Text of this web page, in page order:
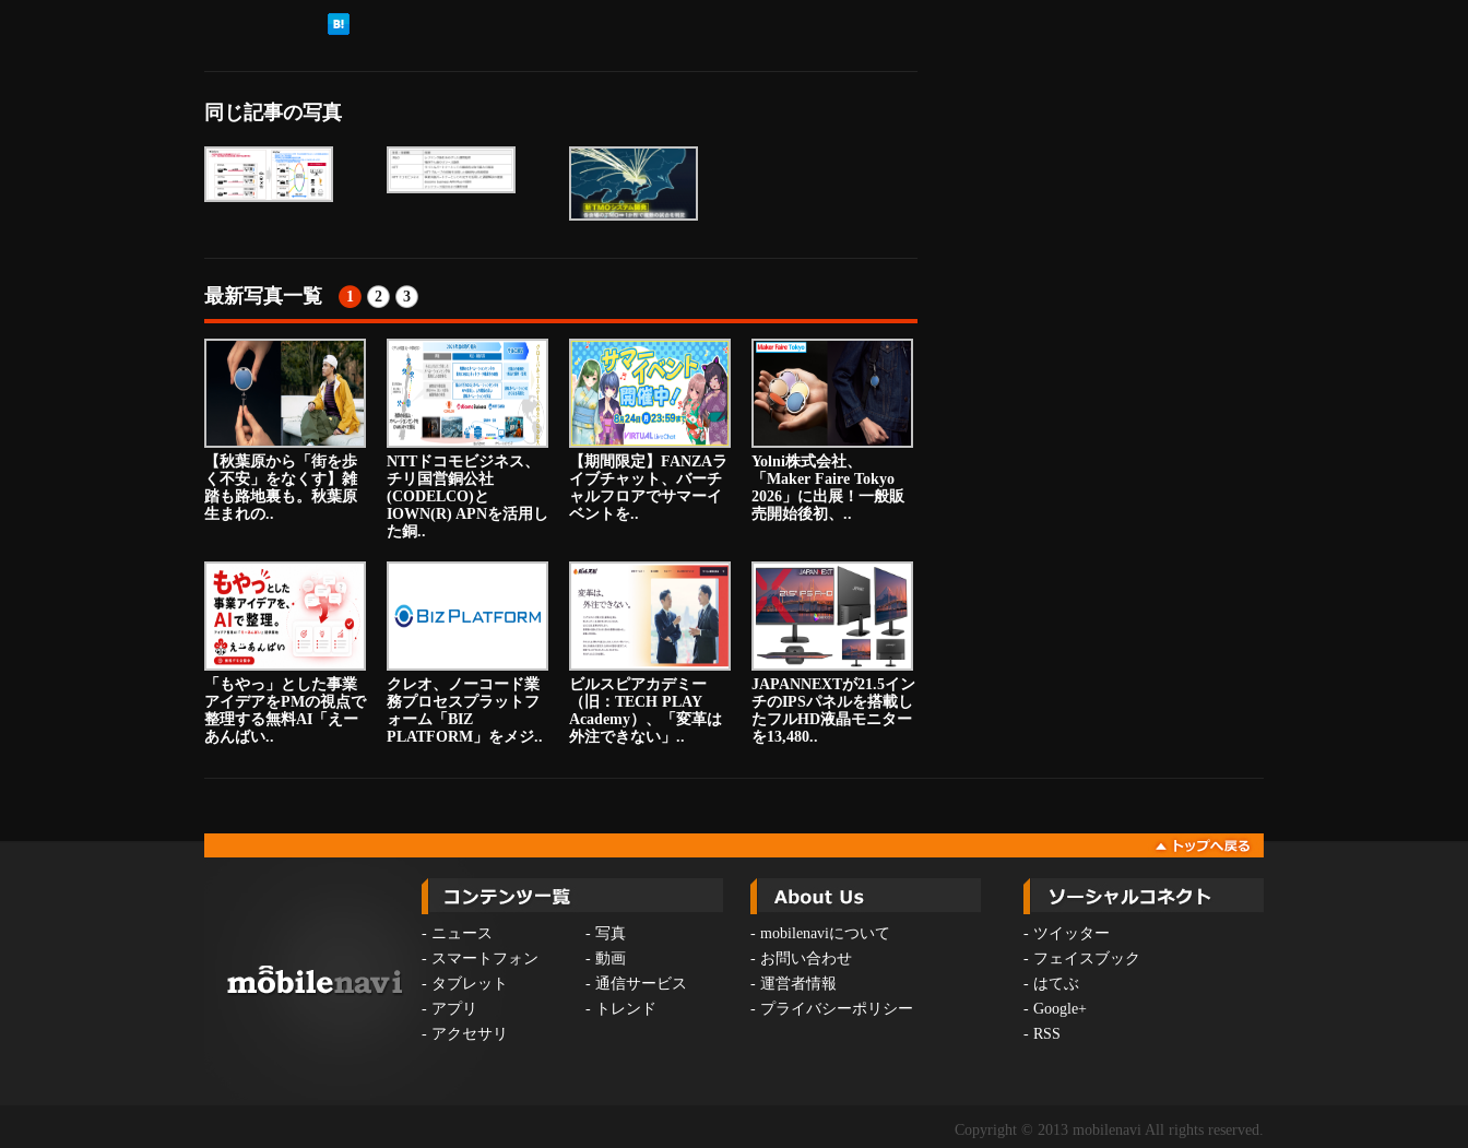
同じ記事の写真
最新写真一覧 1 2 3
【秋葉原から「街を歩
く不安」をなくす】雑
踏も路地裏も。秋葉原
生まれの..
NTTドコモビジネス、
チリ国営銅公社
(CODELCO)と
IOWN(R) APNを活用し
た銅..
【期間限定】FANZAラ
イブチャット、バーチ
ャルフロアでサマーイ
ベントを..
Yolni株式会社、
「Maker Faire Tokyo
2026」に出展！一般販
売開始後初、..
「もやっ」とした事業
アイデアをPMの視点で
整理する無料AI「えー
あんばい..
クレオ、ノーコード業
務プロセスプラットフ
ォーム「BIZ
PLATFORM」をメジ..
ビルスピアカデミー
（旧：TECH PLAY
Academy）、「変革は
外注できない」..
JAPANNEXTが21.5イン
チのIPSパネルを搭載し
たフルHD液晶モニター
を13,480..
- ニュース - 写真
- スマートフォン - 動画
- タブレット - 通信サービス
- アプリ -
トレンド
- アクセサリ
- mobilenaviについて
- お問い合わせ
- 運営者情報
- プライバシーポリシー
- ツイッター
- フェイスブック
- はてぶ
- Google+
- RSS
Copyright © 2013 mobilenavi All rights reserved.